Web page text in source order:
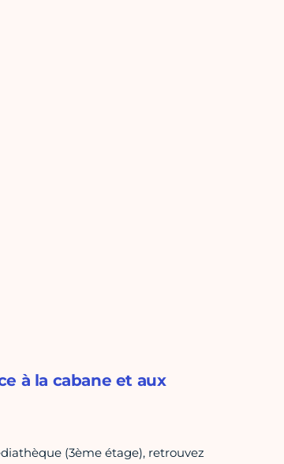
à la cabane et aux
(3ème étage), retrouvez